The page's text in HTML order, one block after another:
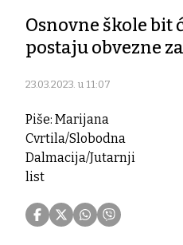
Osnovne škole bit
postaju obvezne
23.03.2023. u 11:07
Piše: Marijana
Cvrtila/Slobodna
Dalmacija/Jutarnji
list